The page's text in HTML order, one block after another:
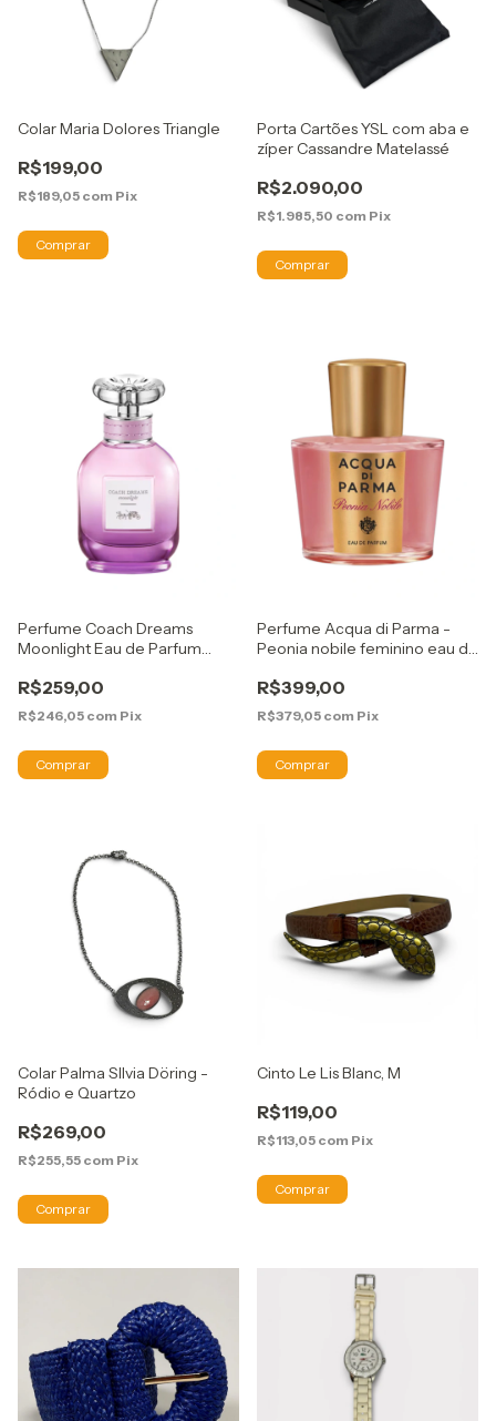
Colar Maria Dolores Triangle
R$199,00
R$189,05 com Pix
Porta Cartões YSL com aba e
zíper Cassandre Matelassé
R$2.090,00
R$1.985,50 com Pix
Perfume Coach Dreams
Moonlight Eau de Parfum
R$259,00
R$246,05 com Pix
Perfume Acqua di Parma -
Peonia nobile feminino eau de
R$399,00
R$379,05 com Pix
Colar Palma SIlvia Döring -
Ródio e Quartzo
R$269,00
R$255,55 com Pix
Cinto Le Lis Blanc, M
R$119,00
R$113,05 com Pix